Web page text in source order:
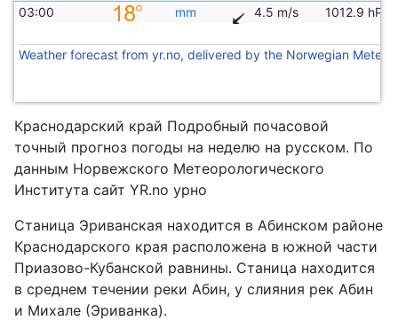
03:00
mm 4.5 m/s 1012.9 hPa
Weather forecast from yr.no, delivered by the Norwegian
Краснодарский край Подробный почасовой
точный прогноз погоды на неделю на русском. По
данным Норвежского Метеорологического
Института сайт YR.no урно
Станица Эриванская находится в Абинском районе
Краснодарского края расположена в южной части
Приазово-Кубанской равнины. Станица находится
в среднем течении реки Абин, у слияния рек Абин
и Михале (Эриванка).